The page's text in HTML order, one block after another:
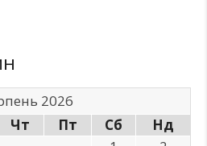
2026
Чт Пт Сб
Нд